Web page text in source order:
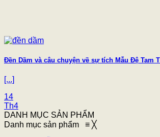
Đền Dầm và câu chuyện về sự tích Mẫu Đệ Tam
[...]
14
Th4
DANH MỤC SẢN PHẨM
Danh mục sản phẩm ≡ ╳